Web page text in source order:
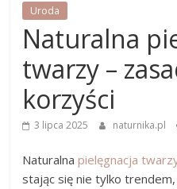
Uroda
Naturalna
twarzy –
korzyści
3 lipca 2025 naturnika.pl
Naturalnapielęgnacja
stając się nie tylko